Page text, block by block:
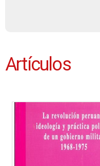
Artículos